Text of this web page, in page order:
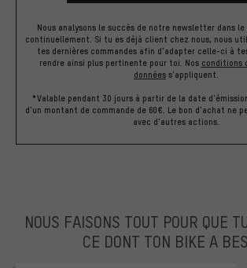
Nous analysons le succès de notre newsletter dans
continuellement. Si tu es déjà client chez nous, nous
tes dernières commandes afin d'adapter celle-ci à
rendre ainsi plus pertinente pour toi. Nos conditions
données s'appliquent.
*Valable pendant 30 jours à partir de la date
d'un montant de commande de 60€. Le bon d'achat ne
avec d'autres actions.
NOUS FAISONS TOUT POUR QUE
CE DONT TON BIKE A